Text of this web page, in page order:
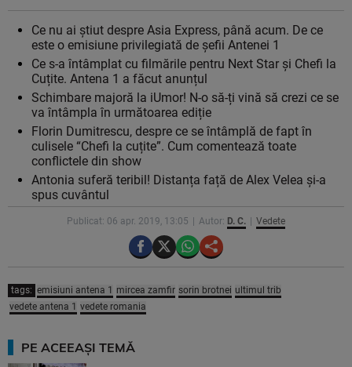
Ce nu ai știut despre Asia Express, până acum. De ce
este o emisiune privilegiată de șefii Antenei 1
Ce s-a întâmplat cu filmările pentru Next Star și Chefi la
Cuțite. Antena 1 a făcut anunțul
Schimbare majoră la iUmor! N-o să-ți vină să crezi ce se
va întâmpla în următoarea ediție
Florin Dumitrescu, despre ce se întâmplă de fapt în
culisele “Chefi la cuțite”. Cum comentează toate
conflictele din show
Antonia suferă teribil! Distanța față de Alex Velea și-a
spus cuvântul
Publicat: 06 apr. 2019, 13:05 Autor: D. C. Vedete
tags: emisiuni antena 1 mircea zamfir sorin brotnei ultimul trib
vedete antena 1 vedete romania
PE ACEEAȘI TEMĂ